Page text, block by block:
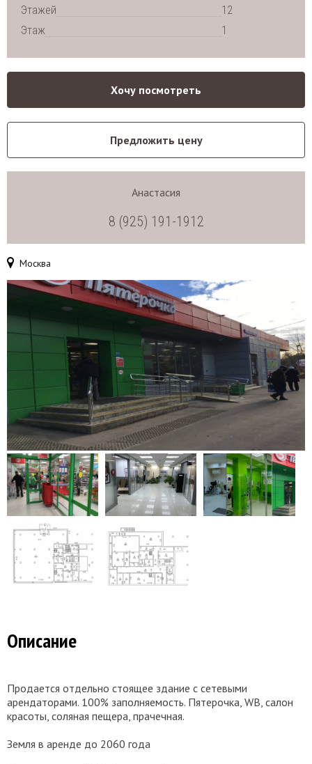
Этажей
12
Этаж
1
Хочу посмотреть
Предложить цену
Анастасия
8 (925) 191-1912
Москва
Описание
Продается отдельно стоящее здание с сетевыми
арендаторами. 100% заполняемость. Пятерочка, WB, салон
красоты, соляная пещера, прачечная.
Земля в аренде до 2060 года